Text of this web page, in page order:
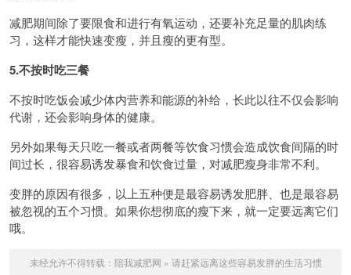
减肥期间除了要限食和进行有氧运动，还要补充足量的肌肉练
习，这样才能快速变瘦，并且瘦的更有型。
5.不按时吃三餐
不按时吃饭会减少体内营养和能源的补给，长此以往不仅会影响
代谢，还会影响身体的健康。
另外如果每天只吃一餐或者两餐等饮食习惯会造成饮食间隔的时
间过长，很容易诱发暴食和饮食过量，对减肥瘦身非常不利。
变胖的原因有很多，以上五种便是最容易诱发肥胖、也是最容易
被忽视的五个习惯。如果你想彻底的瘦下来，就一定要远离它们
哦。
未经允许不得转载： 陪我减肥网 » 请赶紧远离这些容易发胖的生活习惯